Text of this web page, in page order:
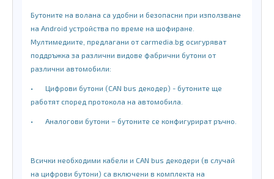
Бутоните на волана са удобни и безопасни при използване
на Android устройства по време на шофиране.
Мултимедиите, предлагани от carmedia.bg осигуряват
поддръжка за различни видове фабрични бутони от
различни автомобили:
•
Цифрови бутони (CAN bus декодер) - бутоните ще
работят според протокола на автомобила.
• Аналогови бутони – бутоните се конфигурират ръчно.
Всички необходими кабели и CAN bus декодери (в случай
на цифрови бутони) са включени в комплекта на